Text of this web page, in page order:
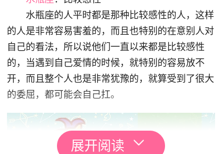
水瓶座的人平时都是那种比较感性的人，这样
的人是非常容易害羞的，而且也特别的在意别人对
自己的看法，所以说他们一直以来都是比较感性
的，当遇到自己爱情的时候，就特别的容易放不
开，而且整个人也是非常犹豫的，就算受到了很大
的委屈，都可能会自己扛。
展开阅读